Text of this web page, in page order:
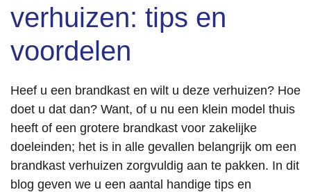
verhuizen: tips en
voordelen
Heef u een brandkast en wilt u deze verhuizen? Hoe
doet u dat dan? Want, of u nu een klein model thuis
heeft of een grotere brandkast voor zakelijke
doeleinden; het is in alle gevallen belangrijk om een
brandkast verhuizen zorgvuldig aan te pakken. In dit
blog geven we u een aantal handige tips en